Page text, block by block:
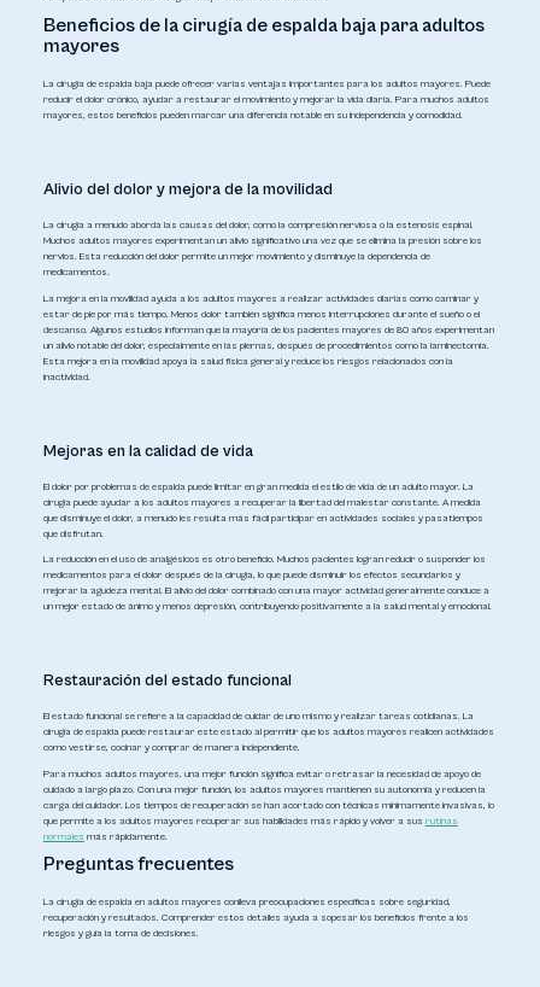
Beneficios de la cirugía de espalda baja para adultos
mayores
La cirugía de espalda baja puede ofrecer varias ventajas importantes para los adultos mayores. Puede
reducir el dolor crónico, ayudar a restaurar el movimiento y mejorar la vida diaria. Para muchos adultos
mayores, estos beneficios pueden marcar una diferencia notable en su independencia y comodidad.
Alivio del dolor y mejora de la movilidad
La cirugía a menudo aborda las causas del dolor, como la compresión nerviosa o la estenosis espinal.
Muchos adultos mayores experimentan un alivio significativo una vez que se elimina la presión sobre los
nervios. Esta reducción del dolor permite un mejor movimiento y disminuye la dependencia de
medicamentos.
La mejora en la movilidad ayuda a los adultos mayores a realizar actividades diarias como caminar y
estar de pie por más tiempo. Menos dolor también significa menos interrupciones durante el sueño o el
descanso. Algunos estudios informan que la mayoría de los pacientes mayores de 80 años experimentan
un alivio notable del dolor, especialmente en las piernas, después de procedimientos como la laminectomía.
Esta mejora en la movilidad apoya la salud física general y reduce los riesgos relacionados con la
inactividad.
Mejoras en la calidad de vida
El dolor por problemas de espalda puede limitar en gran medida el estilo de vida de un adulto mayor. La
cirugía puede ayudar a los adultos mayores a recuperar la libertad del malestar constante. A medida
que disminuye el dolor, a menudo les resulta más fácil participar en actividades sociales y pasatiempos
que disfrutan.
La reducción en el uso de analgésicos es otro beneficio. Muchos pacientes logran reducir o suspender los
medicamentos para el dolor después de la cirugía, lo que puede disminuir los efectos secundarios y
mejorar la agudeza mental. El alivio del dolor combinado con una mayor actividad generalmente conduce a
un mejor estado de ánimo y menos depresión, contribuyendo positivamente a la salud mental y emocional.
Restauración del estado funcional
El estado funcional se refiere a la capacidad de cuidar de uno mismo y realizar tareas cotidianas. La
cirugía de espalda puede restaurar este estado al permitir que los adultos mayores realicen actividades
como vestirse, cocinar y comprar de manera independiente.
Para muchos adultos mayores, una mejor función significa evitar o retrasar la necesidad de apoyo de
cuidado a largo plazo. Con una mejor función, los adultos mayores mantienen su autonomía y reducen la
carga del cuidador. Los tiempos de recuperación se han acortado con técnicas mínimamente invasivas, lo
que permite a los adultos mayores recuperar sus habilidades más rápido y volver a sus rutinas
normales más rápidamente.
Preguntas frecuentes
La cirugía de espalda en adultos mayores conlleva preocupaciones específicas sobre seguridad,
recuperación y resultados. Comprender estos detalles ayuda a sopesar los beneficios frente a los
riesgos y guía la toma de decisiones.